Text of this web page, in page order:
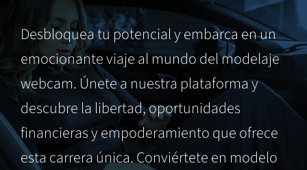
Desbloquea tu potencial y embarca en un
emocionante viaje al mundo del modelaje
webcam. Únete a nuestra plataforma y
descubre la libertad, oportunidades
financieras y empoderamiento que ofrece
esta carrera única. Conviértete en modelo